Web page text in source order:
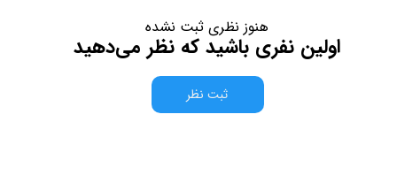
هنوز نظری ثبت نشده
اولین نفری باشید که نظر می‌دهید
ثبت نظر